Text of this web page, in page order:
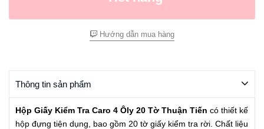
Hướng dẫn mua hàng
Thông tin sản phẩm
Hộp Giấy Kiểm Tra Caro 4 Ôly 20 Tờ Thuận Tiến có thiết kế
hộp đựng tiện dụng, bao gồm 20 tờ giấy kiểm tra rời. Chất liệu